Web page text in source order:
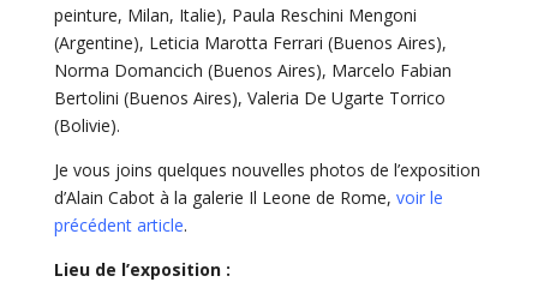
peinture, Milan, Italie), Paula Reschini Mengoni
(Argentine), Leticia Marotta Ferrari (Buenos Aires),
Norma Domancich (Buenos Aires), Marcelo Fabian
Bertolini (Buenos Aires), Valeria De Ugarte Torrico
(Bolivie).
Je vous joins quelques nouvelles photos de l’exposition
d’Alain Cabot à la galerie Il Leone de Rome, voir le
précédent article.
Lieu de l’exposition :